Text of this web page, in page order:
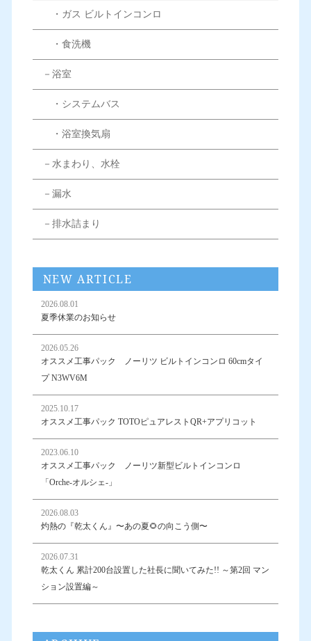
・ガス ビルトインコンロ
・食洗機
－浴室
・システムバス
・浴室換気扇
－水まわり、水栓
－漏水
－排水詰まり
NEW ARTICLE
2026.08.01
夏季休業のお知らせ
2026.05.26
オススメ工事パック ノーリツ ビルトインコンロ 60cmタイ
プ N3WV6M
2025.10.17
オススメ工事パック TOTOピュアレストQR+アプリコット
2023.06.10
オススメ工事パック ノーリツ新型ビルトインコンロ
「Orche-オルシェ-」
2026.08.03
灼熱の『乾太くん』〜あの夏🌻の向こう側〜
2026.07.31
乾太くん 累計200台設置した社長に聞いてみた!! ～第2回 マン
ション設置編～